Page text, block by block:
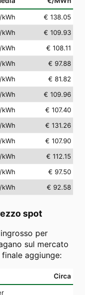
/kWh
€ 138.05
/kWh
€ 109.93
/kWh
€ 108.11
/kWh
€ 97.88
/kWh
€ 81.82
/kWh
€ 109.96
/kWh
€ 107.40
/kWh
€ 131.26
/kWh
€ 107.90
/kWh
€ 112.15
/kWh
€ 97.50
/kWh € 92.58
spot
per
sul mercato
aggiunge:
Circa